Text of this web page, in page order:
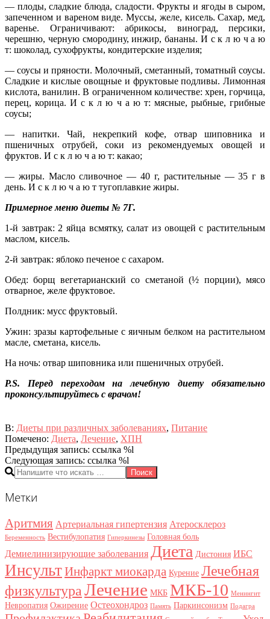
— плоды, сладкие блюда, сладости. Фрукты и ягоды в сыром,
запеченном и вареном виде. Муссы, желе, кисель. Сахар, мед,
варенье. Ограничивают: абрикосы, виноград, персики,
черешню, черную смородину, инжир, бананы. И с к л ю ч а ю
т: шоколад, сухофрукты, кондитерские изделия;
— соусы и пряности. Молочный, сметанный, томатный соусы.
Сладкие и кислые овощные и фруктовые подливы. Лимонная
кислота, ванилин. В ограниченном количестве: хрен, горчица,
перец, корица. И с к л ю ч а ю т: мясные, рыбные, грибные
соусы;
— напитки. Чай, некрепкий кофе, отвар шиповника и
пшеничных отрубей, соки из рекомендуемых овощей и
фруктов. И с к л ю ч а ю т: какао;
— жиры. Масло сливочное — 40 г, растительные — 35 г в
день. И с к л ю ч а ю т тугоплавкие жиры.
Примерное меню диеты № 7Г.
1-й завтрак: 2 яйца всмятку, салат из овощей с растительным
маслом, кисель.
2-й завтрак: яблоко печеное с сахаром.
Обед: борщ вегетарианский со сметаной (½ порции), мясо
отварное, желе фруктовое.
Полдник: мусс фруктовый.
Ужин: зразы картофельные с яичным белком на растительном
масле, сметана, кисель.
На ночь: отвар шиповника или пшеничных отрубей.
P.S. Перед переходом на лечебную диету обязательно
проконсультируйтесь с врачом!
2015-
06-
29
В: Диеты при различных заболеваниях, Питание
Помечено: Диета, Лечение, ХПН
Предыдущая запись: ссылка %l
Следующая запись: ссылка %l
Поиск
Метки
Аритмия Артериальная гипертензия Атеросклероз
Беременность Вестибулопатия Гиперкинезы Головная боль
Демиелинизирующие заболевания Диета Дистония ИБС
ИнсультИнфаркт миокарда Курение Лечебная
физкультура Лечение МКБ МКБ-10 Менингит
Невропатия Ожирение Остеохондроз Память Паркинсонизм Подагра